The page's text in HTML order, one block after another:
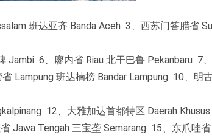
班达亚齐 Banda Aceh 3、西苏门答腊省
Jambi 6、廖内省 Riau 北干巴鲁 Pekanbaru 7
Lampung 班达楠榜 Bandar Lampung 10、明
12、大雅加达首都特区 Daerah
Jawa Tengah 三宝垄 Semarang 15、东爪哇